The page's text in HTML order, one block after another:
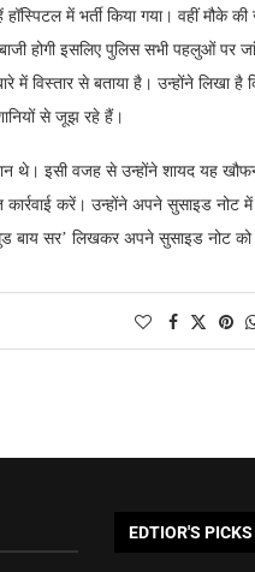
में भर्ती किया गया। वहीं मौके
होगी इसलिए पुलिस सभी पहलुओं पर
विस्तार से बताया है। उन्होंने लिखा है
से जूझ रहे हैं।
थे। इसी वजह से उन्होंने शायद यह
करें। उन्होंने अपने सुसाइड नोट
बाय सर’ लिखकर अपने सुसाइड नोट को
EDTIOR'S PICKS